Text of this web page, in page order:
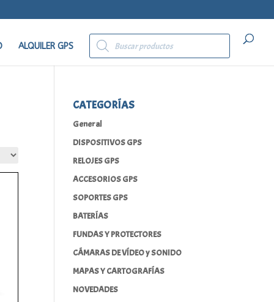
ALQUILER GPS
Búsqueda
de
productos
CATEGORÍAS
General
DISPOSITIVOS GPS
RELOJES GPS
ACCESORIOS GPS
SOPORTES GPS
BATERÍAS
FUNDAS Y PROTECTORES
CÁMARAS DE VÍDEO y SONIDO
MAPAS Y CARTOGRAFÍAS
NOVEDADES